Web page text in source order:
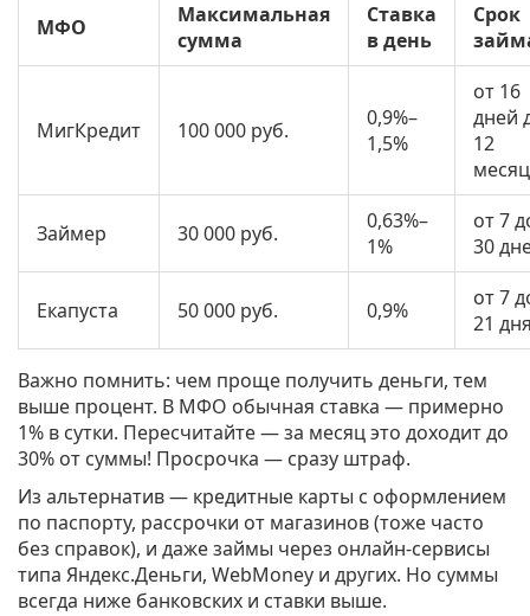
МФО
Максимальная
сумма
Ставка
в день
Срок
МигКредит 100 000 руб.
0,9%–
1,5%
от 16
дней
12
Займер 30 000 руб.
0,63%–
1%
от 7
30
Екапуста 50 000 руб. 0,9%
от 7
21
Важно помнить: чем проще получить деньги, тем
выше процент. В МФО обычная ставка — примерно
1% в сутки. Пересчитайте — за месяц это доходит до
30% от суммы! Просрочка — сразу штраф.
Из альтернатив — кредитные карты с оформлением
по паспорту, рассрочки от магазинов (тоже часто
без справок), и даже займы через онлайн-сервисы
типа Яндекс.Деньги, WebMoney и других. Но суммы
всегда ниже банковских и ставки выше.